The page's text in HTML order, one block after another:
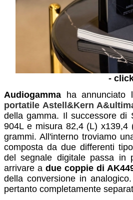
-
Audiogamma ha
portatile Astell&Kern
della gamma. Il successore di
904L e misura 82,4 (L)
grammi. All'interno troviamo
composta da due differenti
del segnale digitale passa
arrivare a due coppie di
della conversione in
pertanto completamente